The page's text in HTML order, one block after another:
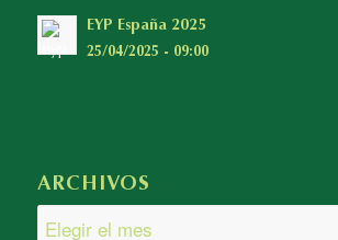
EYP España 2025
25/04/2025 - 09:00
ARCHIVOS